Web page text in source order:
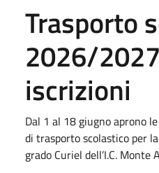
Trasporto
2026/
iscrizioni
Dal 1 al 18 giugno aprono
di trasporto scolastico per
grado Curiel dell’I.C. Monte